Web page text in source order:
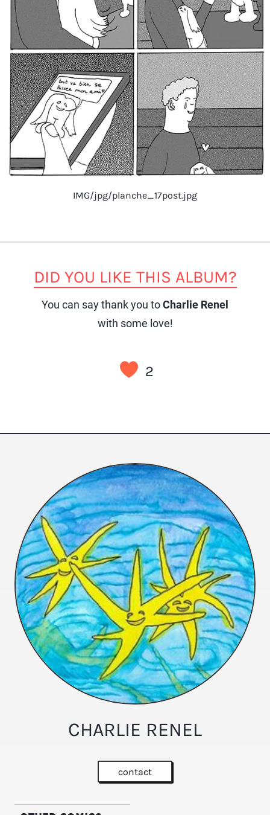
IMG/jpg/planche_17post.jpg
DID YOU LIKE THIS ALBUM?
You can say thank you toCharlie Renel
with some love!
2
CHARLIE RENEL
contact